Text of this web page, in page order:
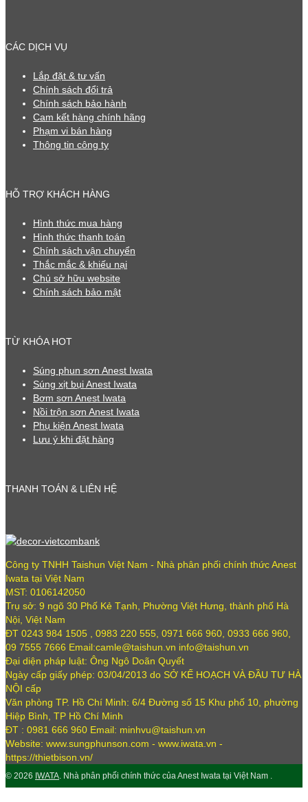
CÁC DỊCH VỤ
Lắp đặt & tư vấn
Chính sách đổi trả
Chính sách bảo hành
Cam kết hàng chính hãng
Phạm vi bán hàng
Thông tin công ty
HỖ TRỢ KHÁCH HÀNG
Hình thức mua hàng
Hình thức thanh toán
Chính sách vận chuyển
Thắc mắc & khiếu nại
Chủ sở hữu website
Chính sách bảo mật
TỪ KHÓA HOT
Súng phun sơn Anest Iwata
Súng xịt bụi Anest Iwata
Bơm sơn Anest Iwata
Nồi trộn sơn Anest Iwata
Phụ kiện Anest Iwata
Lưu ý khi đặt hàng
THANH TOÁN & LIÊN HỆ
Công ty TNHH Taishun Việt Nam - Nhà phân phối chính thức Anest
Iwata tại Việt Nam
MST: 0106142050
Trụ sở: 9 ngõ 30 Phố Kẻ Tạnh, Phường Việt Hưng, thành phố Hà
Nội, Việt Nam
ĐT 0243 984 1505 , 0983 220 555, 0971 666 960, 0933 666 960,
09 7555 7666 Email:camle@taishun.vn info@taishun.vn
Đại diện pháp luật: Ông Ngô Doãn Quyết
Ngày cấp giấy phép: 03/04/2013 do SỞ KẾ HOẠCH VÀ ĐẦU TƯ HÀ
NỘI cấp
Văn phòng TP. Hồ Chí Minh: 6/4 Đường số 15 Khu phố 10, phường
Hiệp Bình, TP Hồ Chí Minh
ĐT : 0981 666 960 Email: minhvu@taishun.vn
Website: www.sungphunson.com - www.iwata.vn -
https://thietbison.vn/
© 2026 IWATA. Nhà phân phối chính thức của Anest Iwata tại Việt Nam .